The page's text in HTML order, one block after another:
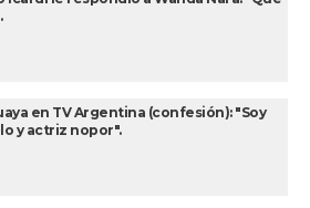
en TV Argentina (confesión): "Soy
y actriz nopor".